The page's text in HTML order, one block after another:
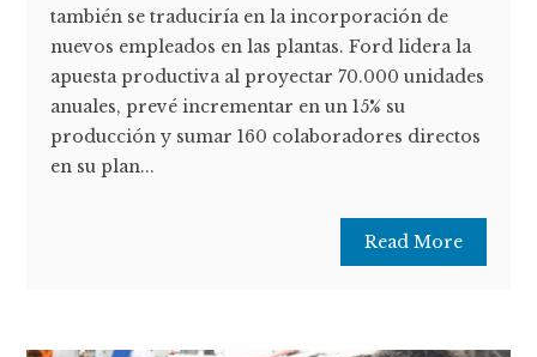
también se traduciría en la incorporación de
nuevos empleados en las plantas. Ford lidera la
apuesta productiva al proyectar 70.000 unidades
anuales, prevé incrementar en un 15% su
producción y sumar 160 colaboradores directos
en su plan...
Read More